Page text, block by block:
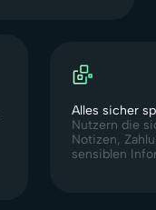
Alles sicher
Nutzern die
Notizen,
sensiblen